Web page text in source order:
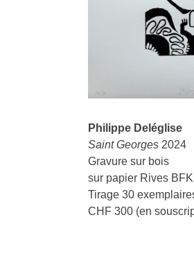
Philippe Deléglise
Saint Georges 2024
Gravure sur bois
sur papier Rives
Tirage 30
CHF 300 (en